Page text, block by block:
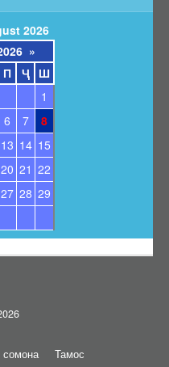
2026
»
П Ҷ
Ш
1
6 7
8
13 14 15
20 21 22
27 28 29
сомона Тамос